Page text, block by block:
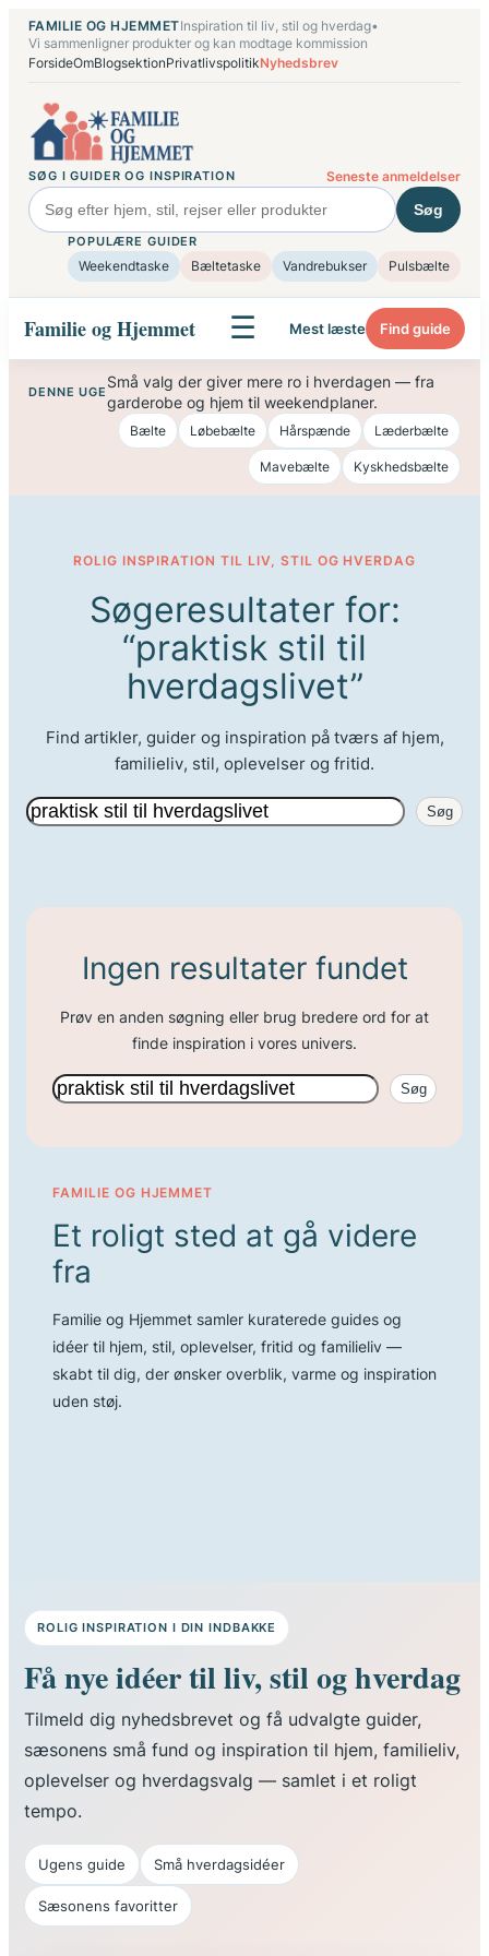
Spring
indhold
FAMILIE OG HJEMMETInspiration til liv, stil og hverdag•
Vi sammenligner produkter og kan modtage kommission
ForsideOmBlogsektionPrivatlivspolitikNyhedsbrev
SØG I GUIDER OG INSPIRATION Seneste anmeldelser
Søg
POPULÆRE GUIDER
Weekendtaske Bæltetaske Vandrebukser Pulsbælte
Familie og Hjemmet ☰ Mest læste Find guide
DENNE UGE
Små valg der giver mere ro i hverdagen — fra
garderobe og hjem til weekendplaner.
Bælte Løbebælte Hårspænde Læderbælte
Mavebælte Kyskhedsbælte
ROLIG INSPIRATION TIL LIV, STIL OG HVERDAG
Søgeresultater for:
“praktisk stil til
hverdagslivet”
Find artikler, guider og inspiration på tværs af hjem,
familieliv, stil, oplevelser og fritid.
Søg Søg
Ingen resultater fundet
Prøv en anden søgning eller brug bredere ord for at
finde inspiration i vores univers.
Søg Søg
FAMILIE OG HJEMMET
Et roligt sted at gå videre
fra
Familie og Hjemmet samler kuraterede guides og
idéer til hjem, stil, oplevelser, fritid og familieliv —
skabt til dig, der ønsker overblik, varme og inspiration
uden støj.
ROLIG INSPIRATION I DIN INDBAKKE
Få nye idéer til liv, stil og hverdag
Tilmeld dig nyhedsbrevet og få udvalgte guider,
sæsonens små fund og inspiration til hjem, familieliv,
oplevelser og hverdagsvalg — samlet i et roligt
tempo.
Ugens guide Små hverdagsidéer
Sæsonens favoritter